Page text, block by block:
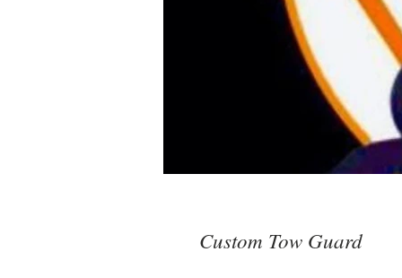
Custom Tow Guard